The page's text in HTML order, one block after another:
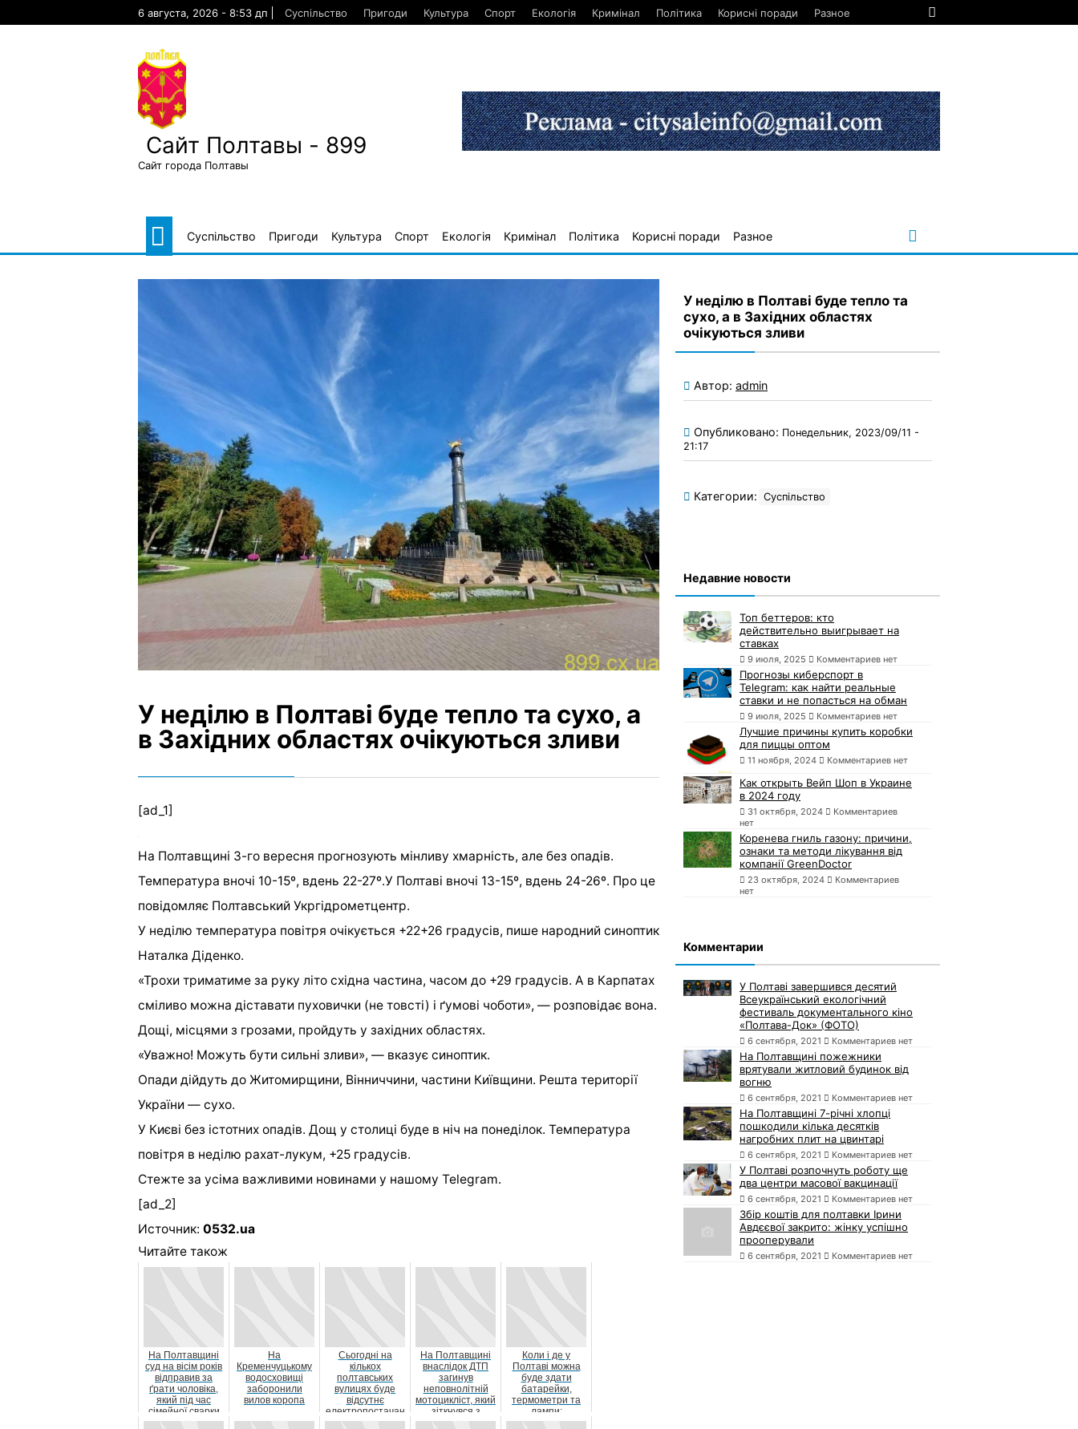
6 августа, 2026 - 8:53 дп Суспільство Пригоди Культура Спорт Екологія Кримінал Політика Корисні поради Разное
Сайт Полтавы - 899
Сайт города Полтавы
Суспільство Пригоди Культура Спорт Екологія Кримінал Політика Корисні поради Разное
У неділю в Полтаві буде тепло та сухо, а
в Західних областях очікуються зливи
[ad_1]
На Полтавщині 3-го вересня прогнозують мінливу хмарність, але без опадів.
Температура вночі 10-15º, вдень 22-27º.У Полтаві вночі 13-15º, вдень 24-26º. Про це
повідомляє Полтавський Укргідрометцентр.
У неділю температура повітря очікується +22+26 градусів, пише народний синоптик
Наталка Діденко.
«Трохи триматиме за руку літо східна частина, часом до +29 градусів. А в Карпатах
сміливо можна діставати пуховички (не товсті) і ґумові чоботи», — розповідає вона.
Дощі, місцями з грозами, пройдуть у західних областях.
«Уважно! Можуть бути сильні зливи», — вказує синоптик.
Опади дійдуть до Житомирщини, Вінниччини, частини Київщини. Решта території
України — сухо.
У Києві без істотних опадів. Дощ у столиці буде в ніч на понеділок. Температура
повітря в неділю рахат-лукум, +25 градусів.
Стежте за усіма важливими новинами у нашому Telegram.
[ad_2]
Источник: 0532.ua
Читайте також
На Полтавщині
суд на вісім років
відправив за
ґрати чоловіка,
який під час
сімейної сварки
вбив свою...
На
Кременчуцькому
водосховищі
заборонили
вилов коропа
Сьогодні на
кількох
полтавських
вулицях буде
відсутнє
електропостачан
ня
На Полтавщині
внаслідок ДТП
загинув
неповнолітній
мотоцикліст, який
зіткнувся з
легковиком
Коли і де у
Полтаві можна
буде здати
батарейки,
термометри та
лампи:
оприлюднили
У неділю в Полтаві буде тепло та
сухо, а в Західних областях
очікуються зливи
Автор: admin
Опубликовано: Понедельник, 2023/09/11 -
21:17
Категории: Суспільство
Недавние новости
Топ беттеров: кто
действительно выигрывает на
ставках
9 июля, 2025 Комментариев нет
Прогнозы киберспорт в
Telegram: как найти реальные
ставки и не попасться на обман
9 июля, 2025 Комментариев нет
Лучшие причины купить коробки
для пиццы оптом
11 ноября, 2024 Комментариев нет
Как открыть Вейп Шоп в Украине
в 2024 году
31 октября, 2024
Комментариев
нет
Коренева гниль газону: причини,
ознаки та методи лікування від
компанії GreenDoctor
23 октября, 2024
Комментариев
нет
Комментарии
У Полтаві завершився десятий
Всеукраїнський екологічний
фестиваль документального кіно
«Полтава-Док» (ФОТО)
6 сентября, 2021 Комментариев нет
На Полтавщині пожежники
врятували житловий будинок від
вогню
6 сентября, 2021 Комментариев нет
На Полтавщині 7-річні хлопці
пошкодили кілька десятків
нагробних плит на цвинтарі
6 сентября, 2021 Комментариев нет
У Полтаві розпочнуть роботу ще
два центри масової вакцинації
6 сентября, 2021 Комментариев нет
Збір коштів для полтавки Ірини
Авдєєвої закрито: жінку успішно
прооперували
6 сентября, 2021 Комментариев нет